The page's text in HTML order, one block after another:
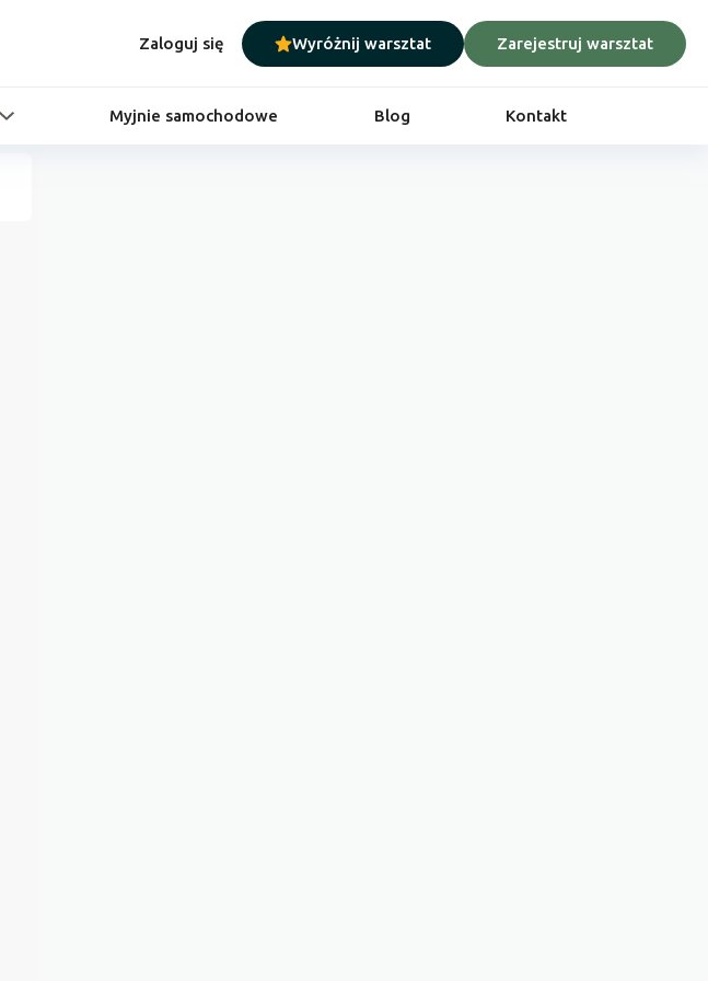
Zaloguj się Wyróżnij warsztat Zarejestruj warsztat
Myjnie samochodowe Blog Kontakt